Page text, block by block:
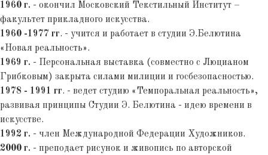
1960 г. - окончил Московский Текстильный Институт –
факультет прикладного искусства.
1960 -1977 гг. - учится и работает в студии Э.Белютина
«Новая реальность».
1969 г. - Персональная выставка (совместно с Люцианом
Грибковым) закрыта силами милиции и госбезопасностью.
1978 - 1991 гг. - ведет студию «Темпоральная реальность»,
развивая принципы Студии Э. Белютина - идею времени в
искусстве.
1992 г. - член Международной Федерации Художников.
2000 г. - преподает рисунок и живопись по авторской